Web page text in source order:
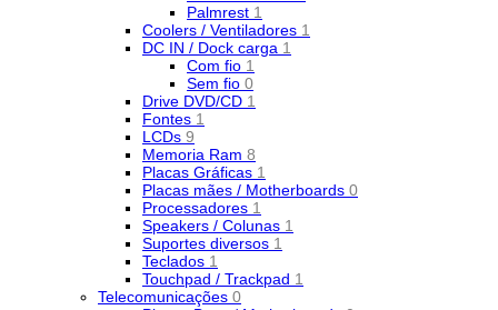
Palmrest 1
Coolers / Ventiladores 1
DC IN / Dock carga 1
Com fio 1
Sem fio 0
Drive DVD/CD 1
Fontes 1
LCDs 9
Memoria Ram 8
Placas Gráficas 1
Placas mães / Motherboards 0
Processadores 1
Speakers / Colunas 1
Suportes diversos 1
Teclados 1
Touchpad / Trackpad 1
Telecomunicações 0